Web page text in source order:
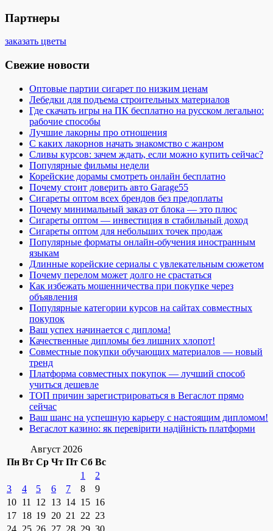
Партнеры
заказать цветы
Свежие новости
Оптовые партии сигарет по низким ценам
Лебедки для подъема строительных материалов
Где скачать игры на ПК бесплатно на русском легально:
рабочие способы
Лучшие лакорны про отношения
С каких лакорнов начать знакомство с жанром
Сливы курсов: зачем ждать, если можно купить сейчас?
Популярные фильмы недели
Корейские дорамы смотреть онлайн бесплатно
Почему стоит доверить авто Garage55
Сигареты оптом всех брендов без предоплаты
Почему минимальный заказ от блока — это плюс
Сигареты оптом — инвестиция в стабильный доход
Сигареты оптом для небольших точек продаж
Популярные форматы онлайн-обучения иностранным
языкам
Длинные корейские сериалы с увлекательным сюжетом
Почему перелом может долго не срастаться
Как избежать мошенничества при покупке через
объявления
Популярные категории курсов на сайтах совместных
покупок
Ваш успех начинается с диплома!
Качественные дипломы без лишних хлопот!
Совместные покупки обучающих материалов — новый
тренд
Платформа совместных покупок — лучший способ
учиться дешевле
ТОП причин зарегистрироваться в Вегаслот прямо
сейчас
Ваш шанс на успешную карьеру с настоящим дипломом!
Вегаслот казино: як перевірити надійність платформи
Август 2026
Пн Вт Ср Чт Пт Сб Вс
1
2
3
4 5 6 7 8
9
10 11 12 13 14 15 16
17 18 19 20 21 22 23
24 25 26 27 28 29 30